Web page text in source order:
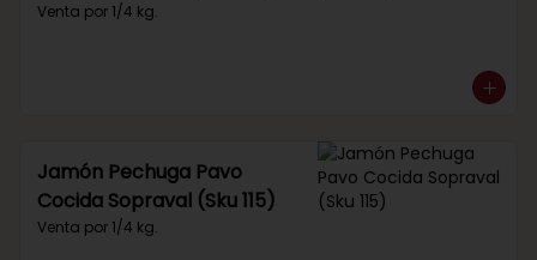
Venta por 1/4 kg.
Jamón Pechuga Pavo
Cocida Sopraval (Sku 115)
Venta por 1/4 kg.